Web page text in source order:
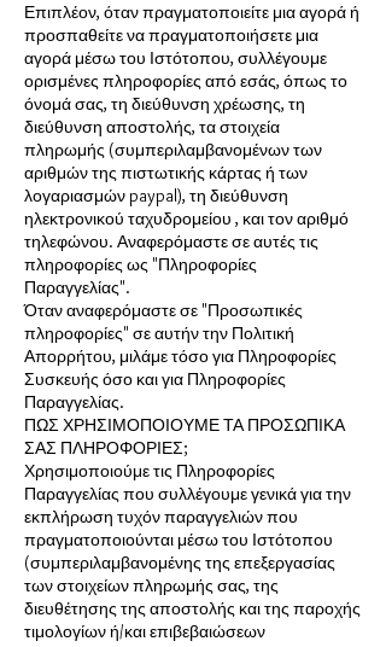
Επιπλέον, όταν πραγματοποιείτε μια αγορά ή
προσπαθείτε να πραγματοποιήσετε μια
αγορά μέσω του Ιστότοπου, συλλέγουμε
ορισμένες πληροφορίες από εσάς, όπως το
όνομά σας, τη διεύθυνση χρέωσης, τη
διεύθυνση αποστολής, τα στοιχεία
πληρωμής (συμπεριλαμβανομένων των
αριθμών της πιστωτικής κάρτας ή των
λογαριασμών paypal), τη διεύθυνση
ηλεκτρονικού ταχυδρομείου , και τον αριθμό
τηλεφώνου. Αναφερόμαστε σε αυτές τις
πληροφορίες ως "Πληροφορίες
Παραγγελίας".
Όταν αναφερόμαστε σε "Προσωπικές
πληροφορίες" σε αυτήν την Πολιτική
Απορρήτου, μιλάμε τόσο για Πληροφορίες
Συσκευής όσο και για Πληροφορίες
Παραγγελίας.
ΠΩΣ ΧΡΗΣΙΜΟΠΟΙΟΥΜΕ ΤΑ ΠΡΟΣΩΠΙΚΑ
ΣΑΣ ΠΛΗΡΟΦΟΡΙΕΣ;
Χρησιμοποιούμε τις Πληροφορίες
Παραγγελίας που συλλέγουμε γενικά για την
εκπλήρωση τυχόν παραγγελιών που
πραγματοποιούνται μέσω του Ιστότοπου
(συμπεριλαμβανομένης της επεξεργασίας
των στοιχείων πληρωμής σας, της
διευθέτησης της αποστολής και της παροχής
τιμολογίων ή/και επιβεβαιώσεων